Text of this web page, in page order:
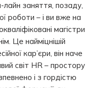
заняття, позаду,
роботи – і ви вже на
магістри
Це найміцнішій
кар’єри, він наче
світ HR – простору
і з гордістю